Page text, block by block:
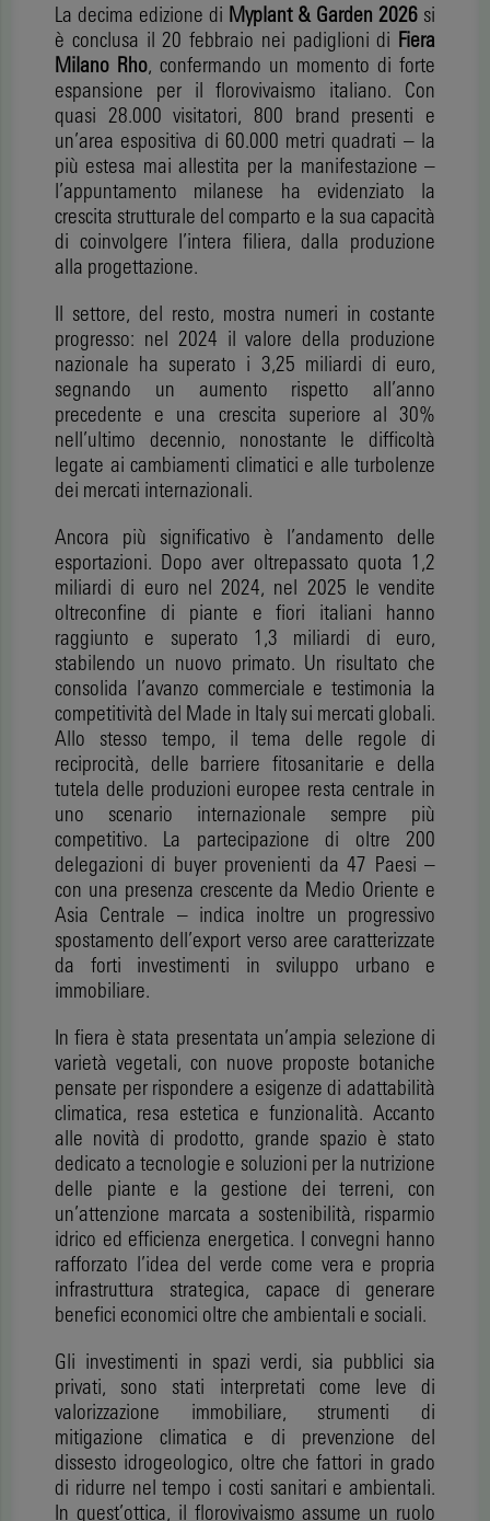
La decima edizione di Myplant & Garden 2026 si
è conclusa il 20 febbraio nei padiglioni di Fiera
Milano Rho, confermando un momento di forte
espansione per il florovivaismo italiano. Con
quasi 28.000 visitatori, 800 brand presenti e
un’area espositiva di 60.000 metri quadrati – la
più estesa mai allestita per la manifestazione –
l’appuntamento milanese ha evidenziato la
crescita strutturale del comparto e la sua capacità
di coinvolgere l’intera filiera, dalla produzione
alla progettazione.
Il settore, del resto, mostra numeri in costante
progresso: nel 2024 il valore della produzione
nazionale ha superato i 3,25 miliardi di euro,
segnando un aumento rispetto all’anno
precedente e una crescita superiore al 30%
nell’ultimo decennio, nonostante le difficoltà
legate ai cambiamenti climatici e alle turbolenze
dei mercati internazionali.
Ancora più significativo è l’andamento delle
esportazioni. Dopo aver oltrepassato quota 1,2
miliardi di euro nel 2024, nel 2025 le vendite
oltreconfine di piante e fiori italiani hanno
raggiunto e superato 1,3 miliardi di euro,
stabilendo un nuovo primato. Un risultato che
consolida l’avanzo commerciale e testimonia la
competitività del Made in Italy sui mercati globali.
Allo stesso tempo, il tema delle regole di
reciprocità, delle barriere fitosanitarie e della
tutela delle produzioni europee resta centrale in
uno scenario internazionale sempre più
competitivo. La partecipazione di oltre 200
delegazioni di buyer provenienti da 47 Paesi –
con una presenza crescente da Medio Oriente e
Asia Centrale – indica inoltre un progressivo
spostamento dell’export verso aree caratterizzate
da forti investimenti in sviluppo urbano e
immobiliare.
In fiera è stata presentata un’ampia selezione di
varietà vegetali, con nuove proposte botaniche
pensate per rispondere a esigenze di adattabilità
climatica, resa estetica e funzionalità. Accanto
alle novità di prodotto, grande spazio è stato
dedicato a tecnologie e soluzioni per la nutrizione
delle piante e la gestione dei terreni, con
un’attenzione marcata a sostenibilità, risparmio
idrico ed efficienza energetica. I convegni hanno
rafforzato l’idea del verde come vera e propria
infrastruttura strategica, capace di generare
benefici economici oltre che ambientali e sociali.
Gli investimenti in spazi verdi, sia pubblici sia
privati, sono stati interpretati come leve di
valorizzazione immobiliare, strumenti di
mitigazione climatica e di prevenzione del
dissesto idrogeologico, oltre che fattori in grado
di ridurre nel tempo i costi sanitari e ambientali.
In quest’ottica, il florovivaismo assume un ruolo